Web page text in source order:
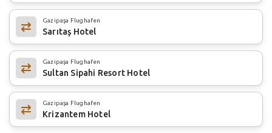
Gazipaşa Flughafen
Sarıtaş Hotel
Gazipaşa Flughafen
Sultan Sipahi Resort Hotel
Gazipaşa Flughafen
Krizantem Hotel